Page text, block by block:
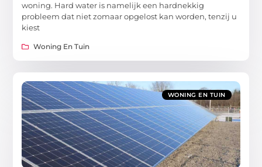
woning. Hard water is namelijk een hardnekkig
probleem dat niet zomaar opgelost kan worden, tenzij u
kiest
Woning En Tuin
WONING EN TUIN